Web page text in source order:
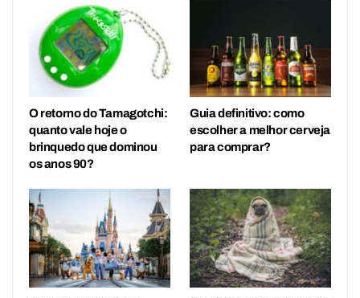
O retorno do Tamagotchi:
quanto vale hoje o
brinquedo que dominou
os anos 90?
Guia definitivo: como
escolher a melhor cerveja
para comprar?